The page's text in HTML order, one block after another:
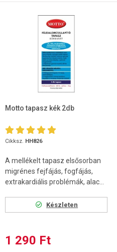
Motto tapasz kék 2db
Cikksz. HH826
A mellékelt tapasz elsősorban
migrénes fejfájás, fogfájás,
extrakardiális problémák, alac...
Készleten
1 290 Ft